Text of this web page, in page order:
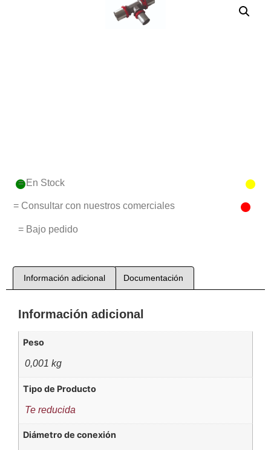
= En Stock
= Consultar con nuestros comerciales
= Bajo pedido
Información adicional Documentación
Información adicional
Peso
0,001 kg
Tipo de Producto
Te reducida
Diámetro de conexión